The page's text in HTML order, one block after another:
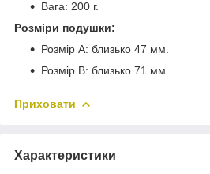
Вага: 200 г.
Розміри подушки:
Розмір A: близько 47 мм.
Розмір B: близько 71 мм.
Приховати
Характеристики